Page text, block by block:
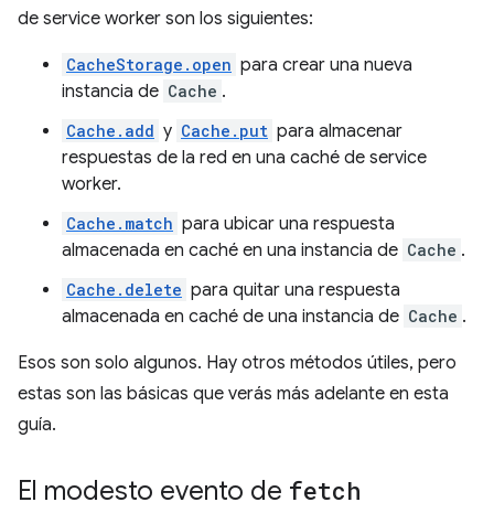
de service worker son los siguientes:
CacheStorage.open para crear una nueva
instancia de Cache .
Cache.add y Cache.put para almacenar
respuestas de la red en una caché de service
worker.
Cache.match para ubicar una respuesta
almacenada en caché en una instancia de Cache .
Cache.delete para quitar una respuesta
almacenada en caché de una instancia de Cache .
Esos son solo algunos. Hay otros métodos útiles, pero
estas son las básicas que verás más adelante en esta
guía.
El modesto evento de fetch